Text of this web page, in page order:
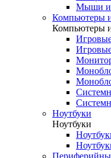
Мыши и
Компьютеры
Компьютеры
Ноутбуки
Ноутбуки